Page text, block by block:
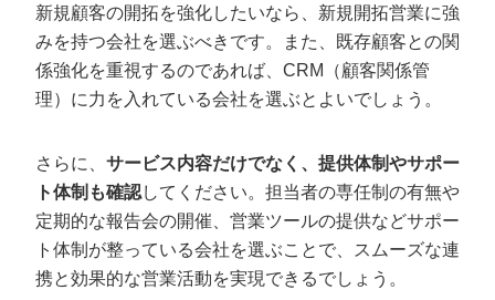
新規顧客の開拓を強化したいなら、新規開拓営業に強
みを持つ会社を選ぶべきです。また、既存顧客との関
係強化を重視するのであれば、CRM（顧客関係管
理）に力を入れている会社を選ぶとよいでしょう。
さらに、 サービス内容だけでなく、提供体制やサポー
ト体制も確認してください。担当者の専任制の有無や
定期的な報告会の開催、営業ツールの提供などサポー
ト体制が整っている会社を選ぶことで、スムーズな連
携と効果的な営業活動を実現できるでしょう。